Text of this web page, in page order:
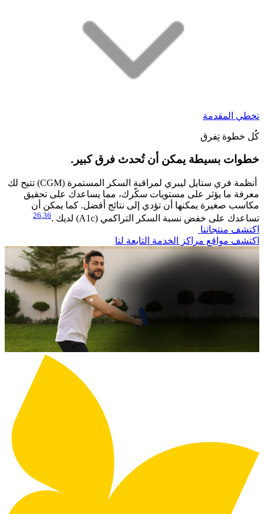
تخطي المقدمة
كُل خطوة تِفرق
خطوات بسيطة يمكن أن تُحدث فرق كبير.​
أنظمة فري ستايل ليبري لمراقبة السكر المستمرة (CGM) تتيح لك
معرفة ما يؤثر على مستويات سكّرك، مما يساعدك على تحقيق
مكاسب صغيرة يمكنها أن تؤدي إلى نتائج أفضل. كما يمكن أن
تساعدك على خفض نسبة السكر التراكمي (A1c) لديك .
26 36
اكتشف منتجاتنا
اكتشف مواقع مراكز الخدمة التابعة لنا​